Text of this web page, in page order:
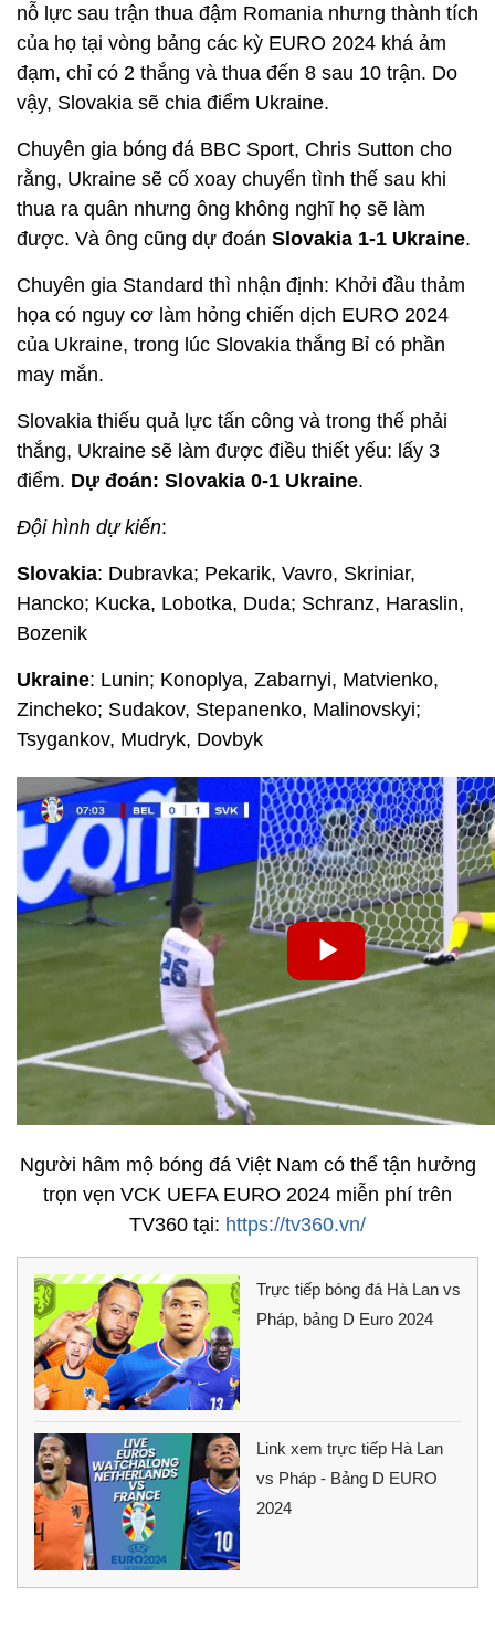
nỗ lực sau trận thua đậm Romania nhưng thành tích
của họ tại vòng bảng các kỳ EURO 2024 khá ảm
đạm, chỉ có 2 thắng và thua đến 8 sau 10 trận. Do
vậy, Slovakia sẽ chia điểm Ukraine.
Chuyên gia bóng đá BBC Sport, Chris Sutton cho
rằng, Ukraine sẽ cố xoay chuyển tình thế sau khi
thua ra quân nhưng ông không nghĩ họ sẽ làm
được. Và ông cũng dự đoán Slovakia 1-1 Ukraine.
Chuyên gia Standard thì nhận định: Khởi đầu thảm
họa có nguy cơ làm hỏng chiến dịch EURO 2024
của Ukraine, trong lúc Slovakia thắng Bỉ có phần
may mắn.
Slovakia thiếu quả lực tấn công và trong thế phải
thắng, Ukraine sẽ làm được điều thiết yếu: lấy 3
điểm. Dự đoán: Slovakia 0-1 Ukraine.
Đội hình dự kiến:
Slovakia: Dubravka; Pekarik, Vavro, Skriniar,
Hancko; Kucka, Lobotka, Duda; Schranz, Haraslin,
Bozenik
Ukraine: Lunin; Konoplya, Zabarnyi, Matvienko,
Zincheko; Sudakov, Stepanenko, Malinovskyi;
Tsygankov, Mudryk, Dovbyk
Người hâm mộ bóng đá Việt Nam có thể tận hưởng
trọn vẹn VCK UEFA EURO 2024 miễn phí trên
TV360 tại: https://tv360.vn/
Trực tiếp bóng đá Hà Lan vs
Pháp, bảng D Euro 2024
Link xem trực tiếp Hà Lan
vs Pháp - Bảng D EURO
2024